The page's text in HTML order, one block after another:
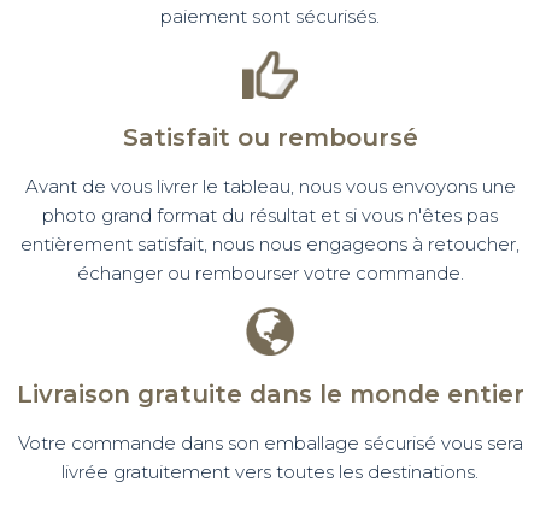
paiement sont sécurisés.
Satisfait ou remboursé
Avant de vous livrer le tableau, nous vous envoyons une
photo grand format du résultat et si vous n'êtes pas
entièrement satisfait, nous nous engageons à retoucher,
échanger ou rembourser votre commande.
Livraison gratuite dans le monde entier
Votre commande dans son emballage sécurisé vous sera
livrée gratuitement vers toutes les destinations.